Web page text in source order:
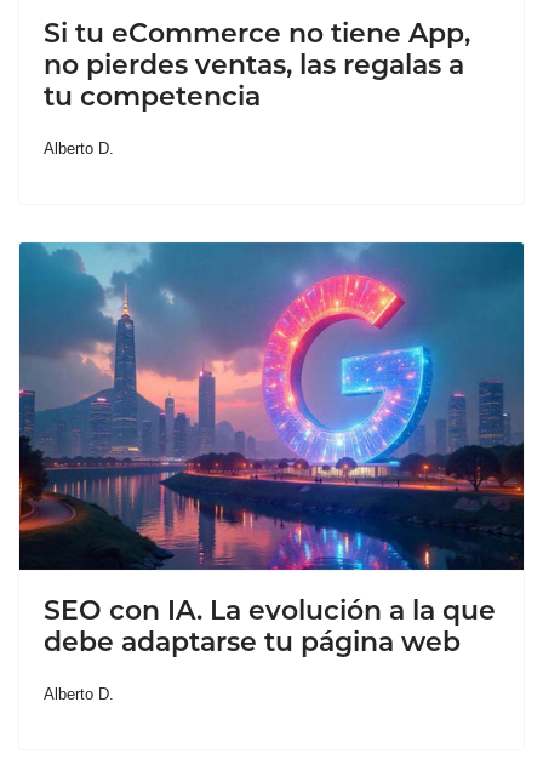
Si tu eCommerce no tiene App,
no pierdes ventas, las regalas a
tu competencia
Alberto D.
SEO con IA. La evolución a la que
debe adaptarse tu página web
Alberto D.